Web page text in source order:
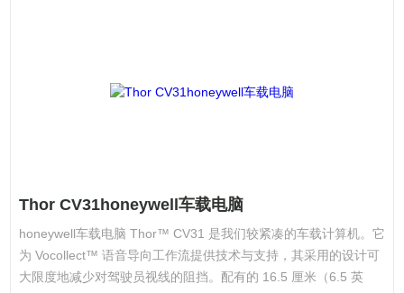
Thor CV31honeywell车载电脑
honeywell车载电脑 Thor™ CV31 是我们较紧凑的车载计算机。它
为 Vocollect™ 语音导向工作流提供技术与支持，其采用的设计可
大限度地减少对驾驶员视线的阻挡。配有的 16.5 厘米（6.5 英